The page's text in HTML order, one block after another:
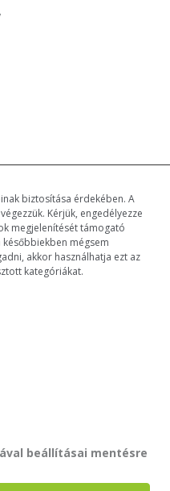
biztosítása érdekében. A
Kérjük, engedélyezze
megjelenítését támogató
későbbiekben mégsem
akkor használhatja ezt az
kategóriákat.
beállításai mentésre
Reserved. Development by